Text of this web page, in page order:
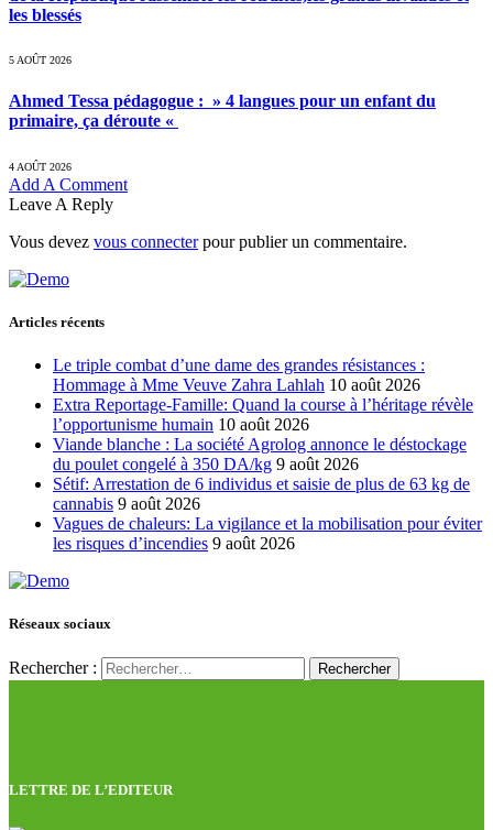
les blessés
5 AOÛT 2026
Ahmed Tessa pédagogue : » 4 langues pour un enfant du
primaire, ça déroute «
4 AOÛT 2026
Add A Comment
Leave A Reply
Vous devez vous connecterpour publier un commentaire.
Articles récents
Le triple combat d’une dame des grandes résistances :
Hommage à Mme Veuve Zahra Lahlah 10 août 2026
Extra Reportage-Famille: Quand la course à l’héritage révèle
l’opportunisme humain 10 août 2026
Viande blanche : La société Agrolog annonce le déstockage
du poulet congelé à 350 DA/kg 9 août 2026
Sétif: Arrestation de 6 individus et saisie de plus de 63 kg de
cannabis 9 août 2026
Vagues de chaleurs: La vigilance et la mobilisation pour éviter
les risques d’incendies 9 août 2026
Réseaux sociaux
Rechercher :
LETTRE DE L’EDITEUR